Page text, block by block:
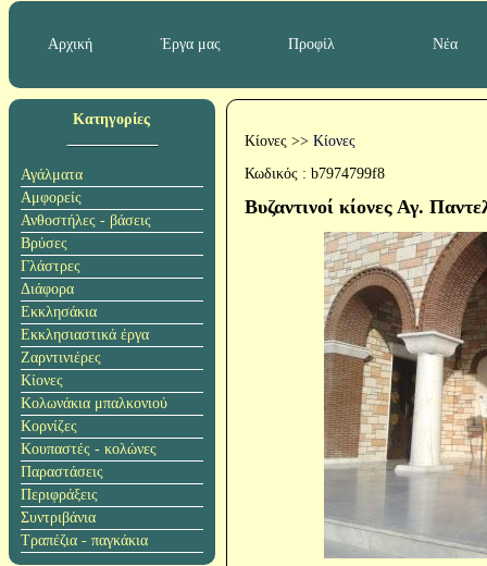
Αρχική Έργα μας Προφίλ Νέα
Κατηγορίες
Αγάλματα
Αμφορείς
Ανθοστήλες - βάσεις
Βρύσες
Γλάστρες
Διάφορα
Εκκλησάκια
Εκκλησιαστικά έργα
Ζαρντινιέρες
Κίονες
Κολωνάκια μπαλκονιού
Κορνίζες
Κουπαστές - κολώνες
Παραστάσεις
Περιφράξεις
Συντριβάνια
Τραπέζια - παγκάκια
Κίονες >> Κίονες
Κωδικός : b7974799f8
Βυζαντινοί κίονες Αγ.